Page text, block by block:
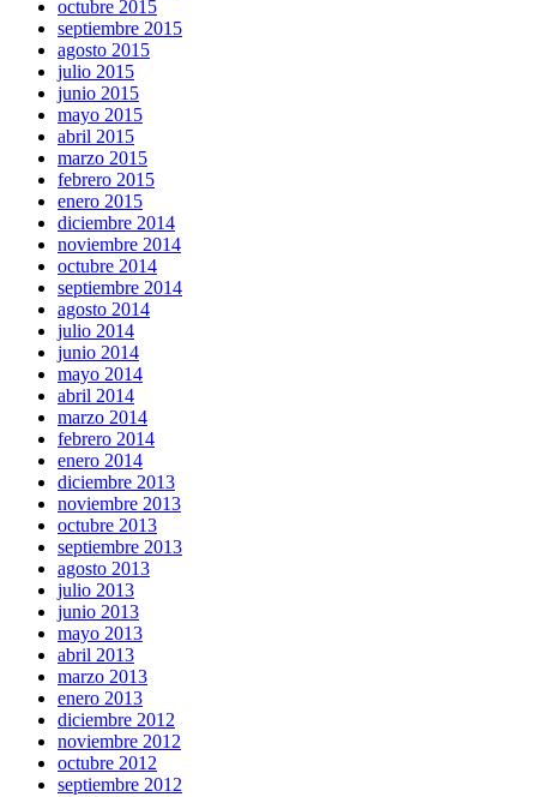
octubre 2015
septiembre 2015
agosto 2015
julio 2015
junio 2015
mayo 2015
abril 2015
marzo 2015
febrero 2015
enero 2015
diciembre 2014
noviembre 2014
octubre 2014
septiembre 2014
agosto 2014
julio 2014
junio 2014
mayo 2014
abril 2014
marzo 2014
febrero 2014
enero 2014
diciembre 2013
noviembre 2013
octubre 2013
septiembre 2013
agosto 2013
julio 2013
junio 2013
mayo 2013
abril 2013
marzo 2013
enero 2013
diciembre 2012
noviembre 2012
octubre 2012
septiembre 2012